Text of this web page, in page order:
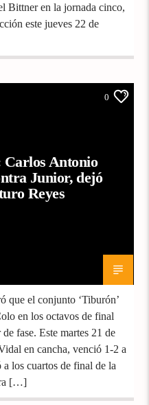
Bittner en la jornada cinco,
este jueves 22 de
0
Carlos Antonio
Junior, dejó
Reyes
que el conjunto ‘Tiburón’
en los octavos de final
fase. Este martes 21 de
en cancha, venció 1-2 a
los cuartos de final de la
[…]